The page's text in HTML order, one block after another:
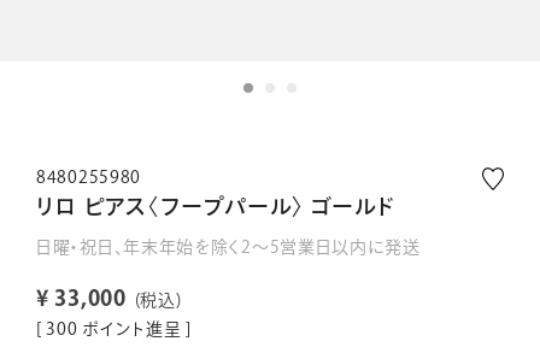
8480255980
リロ ピアス〈フープパール〉 ゴールド
日曜・祝日、年末年始を除く2～5営業日以内に発送
¥ 33,000
税込
300 ポイント進呈 ]